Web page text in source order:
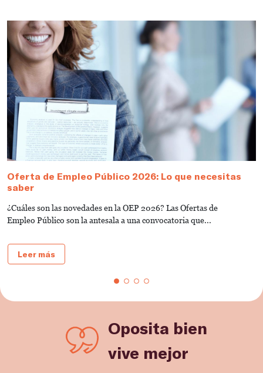
Oferta de Empleo Público 2026: Lo que necesitas
saber
¿Cuáles son las novedades en la OEP 2026? Las Ofertas de
Empleo Público son la antesala a una convocatoria que...
Leer más
Oposita bien
vive mejor